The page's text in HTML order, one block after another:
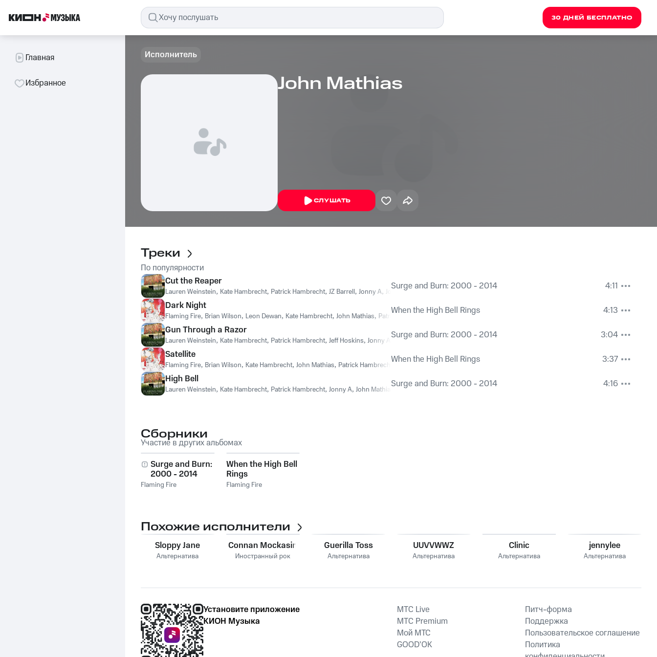
30 ДНЕЙ БЕСПЛАТНО
Главная
Избранное
Исполнитель
John Mathias
СЛУШАТЬ
Треки
По популярности
Cut the Reaper
Lauren Weinstein, Kate Hambrecht, Patrick Hambrecht, JZ Barrell, Jonny A, John Mathias
Surge and Burn: 2000 - 2014
4:11
Dark Night
Flaming Fire, Brian Wilson, Leon Dewan, Kate Hambrecht, John Mathias, Patrick Hambrecht
When the High Bell Rings
4:13
Gun Through a Razor
Lauren Weinstein, Kate Hambrecht, Patrick Hambrecht, Jeff Hoskins, Jonny A , John Mathias
Surge and Burn: 2000 - 2014
3:04
Satellite
Flaming Fire, Brian Wilson, Kate Hambrecht, John Mathias, Patrick Hambrecht ,
When the High Bell Rings
3:37
High Bell
Lauren Weinstein, Kate Hambrecht, Patrick Hambrecht, Jonny A, John Mathias , Sarah Blust
Surge and Burn: 2000 - 2014 4:16
Сборники
Участие в других альбомах
Surge and Burn:
2000 - 2014
Flaming Fire
When the High Bell
Rings
Flaming Fire
Похожие исполнители
Sloppy Jane
Альтернатива
Connan Mockasin
Иностранный рок
Guerilla Toss
Альтернатива
UUVVWWZ
Альтернатива
Clinic
Альтернатива
jennylee
Альтернатива
Установите приложение
КИОН Музыка
MTС Live
MTС Premium
Мой МТС
GOOD’OK
Питч-форма
Поддержка
Пользовательское соглашение
Политика